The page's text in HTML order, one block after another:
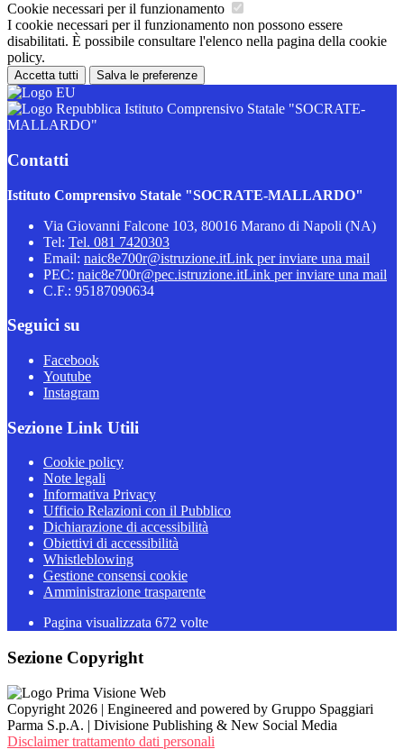
Cookie necessari per il funzionamento
I cookie necessari per il funzionamento non possono essere
disabilitati. È possibile consultare l'elenco nella pagina della cookie
policy.
Accetta tutti Salva le preferenze
Istituto Comprensivo Statale "SOCRATE-
MALLARDO"
Contatti
Istituto Comprensivo Statale "SOCRATE-MALLARDO"
Via Giovanni Falcone 103, 80016 Marano di Napoli (NA)
Tel: Tel. 081 7420303
Email: naic8e700r@istruzione.itLink per inviare una mail
PEC: naic8e700r@pec.istruzione.itLink per inviare una mail
C.F.: 95187090634
Seguici su
Facebook
Youtube
Instagram
Sezione Link Utili
Cookie policy
Note legali
Informativa Privacy
Ufficio Relazioni con il Pubblico
Dichiarazione di accessibilità
Obiettivi di accessibilità
Whistleblowing
Gestione consensi cookie
Amministrazione trasparente
Pagina visualizzata 672 volte
Sezione Copyright
Copyright 2026 | Engineered and powered by Gruppo Spaggiari
Parma S.p.A. | Divisione Publishing & New Social Media
Disclaimer trattamento dati personali